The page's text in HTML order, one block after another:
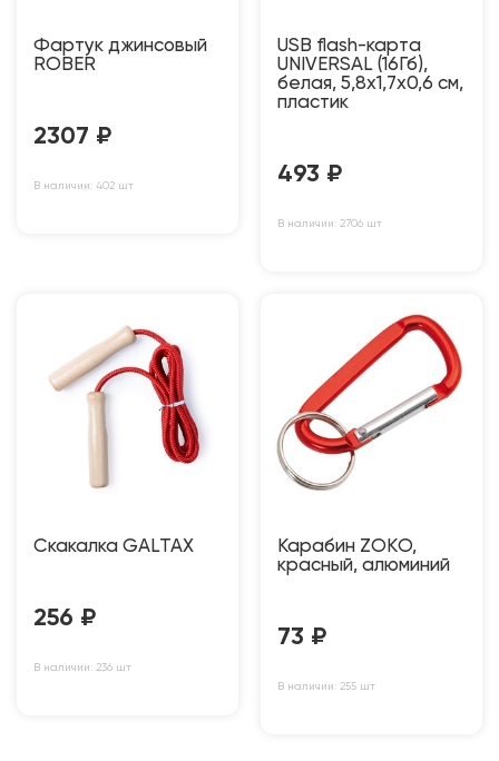
Фартук джинсовый
ROBER
2307 ₽
В наличии: 402 шт
USB flash-карта
UNIVERSAL (16Гб),
белая, 5,8х1,7х0,6 см,
пластик
493 ₽
В наличии: 2706 шт
Скакалка GALTAX
256 ₽
В наличии: 236 шт
Карабин ZOKО,
красный, алюминий
73 ₽
В наличии: 255 шт